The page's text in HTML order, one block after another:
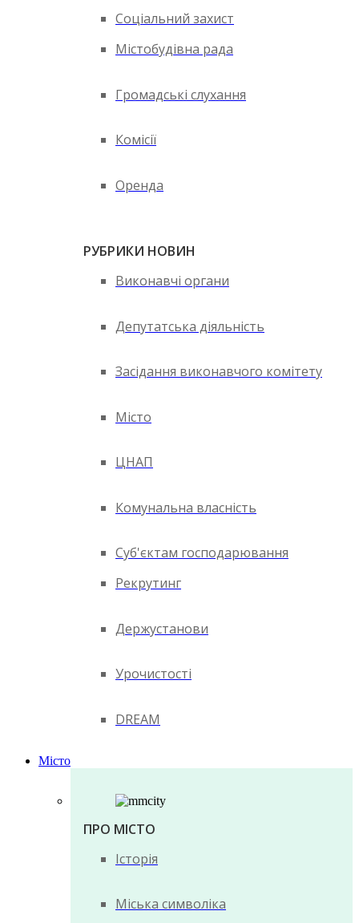
Соціальний захист
Містобудівна рада
Громадські слухання
Комісії
Оренда
РУБРИКИ НОВИН
Виконавчі органи
Депутатська діяльність
Засідання виконавчого комітету
Місто
ЦНАП
Комунальна власність
Суб'єктам господарювання
Рекрутинг
Держустанови
Урочистості
DREAM
Місто
ПРО МІСТО
Історія
Міська символіка